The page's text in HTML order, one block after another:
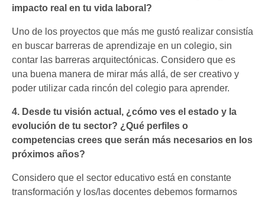
impacto real en tu vida laboral?
Uno de los proyectos que más me gustó realizar consistía
en buscar barreras de aprendizaje en un colegio, sin
contar las barreras arquitectónicas. Considero que es
una buena manera de mirar más allá, de ser creativo y
poder utilizar cada rincón del colegio para aprender.
4. Desde tu visión actual, ¿cómo ves el estado y la
evolución de tu sector? ¿Qué perfiles o
competencias crees que serán más necesarios en los
próximos años?
Considero que el sector educativo está en constante
transformación y los/las docentes debemos formarnos